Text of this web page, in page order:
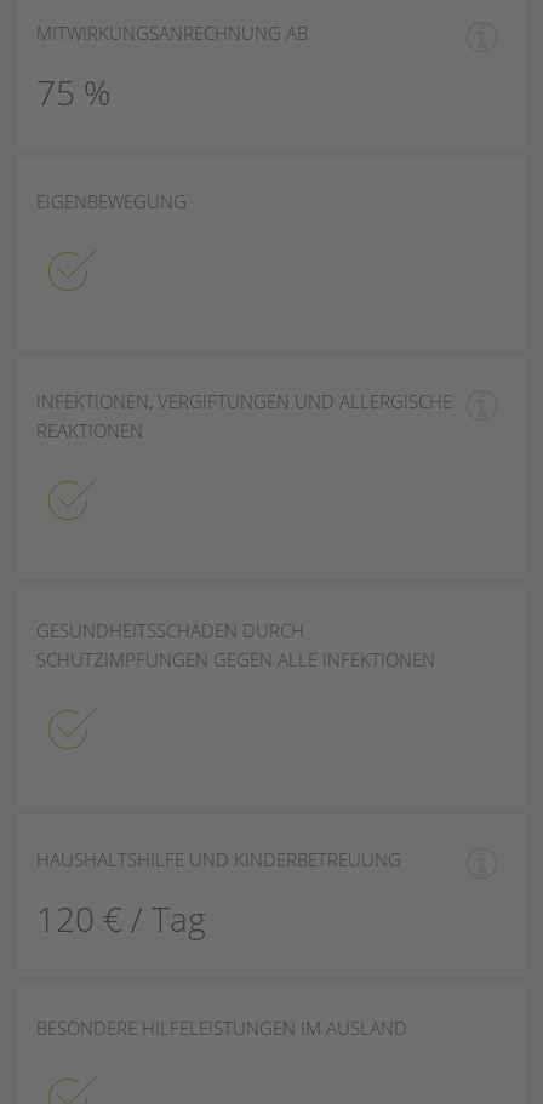
MITWIRKUNGSANRECHNUNG AB
75 %
EIGENBEWEGUNG
INFEKTIONEN, VERGIFTUNGEN UND ALLERGISCHE
REAKTIONEN
GESUNDHEITSSCHÄDEN DURCH
SCHUTZIMPFUNGEN GEGEN ALLE INFEKTIONEN
HAUSHALTSHILFE UND KINDERBETREUUNG
120 € / Tag
BESONDERE HILFELEISTUNGEN IM AUSLAND